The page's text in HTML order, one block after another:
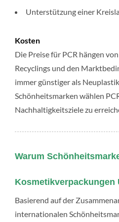
Unterstützung einer
Kosten
Die Preise für PCR hängen
Recyclings und den
immer günstiger als
Schönheitsmarken wählen
Nachhaltigkeitsziele zu
Warum
Kosmetikverpackungen
Basierend auf der
internationalen